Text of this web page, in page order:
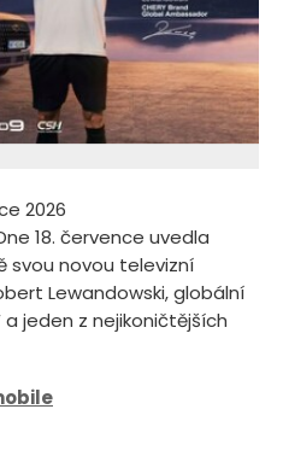
2026
18. července uvedla
svou novou televizní
Lewandowski, globální
a jeden z nejikoničtějších